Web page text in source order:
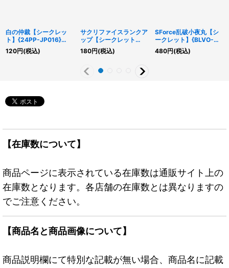
白の仲裁【シークレッ
ト】{24PP-JP016}
《罠》
120円(税込)
サクリファイスランクア
ップ【シークレット
SPECIALREDVer.】
{24PP-JP014}《魔法》
180円(税込)
SForce乱破小夜丸【シ
ークレット】{BLVO-
JP011}《モンスター》
480円(税込)
【在庫数について】
商品ページに表示されている在庫数は通販サイト上の
在庫数となります。各店舗の在庫数とは異なりますの
でご注意ください。
【商品名と商品画像について】
商品説明欄にて特別な記載が無い場合、商品名に記載